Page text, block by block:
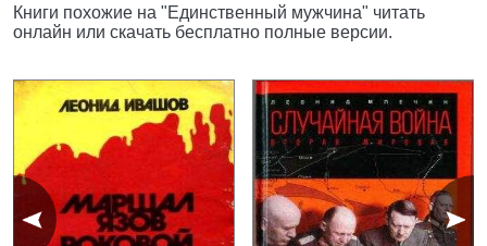
Книги похожие на "Единственный мужчина" читать
онлайн или скачать бесплатно полные версии.